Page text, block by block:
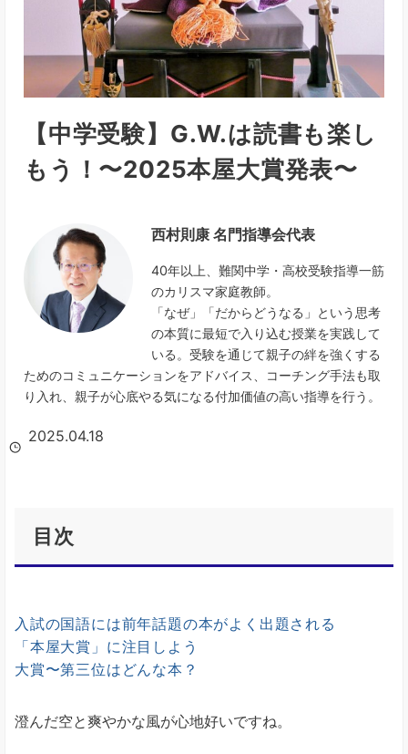
【中学受験】G.W.は読書も楽し
もう！〜2025本屋大賞発表〜
西村則康 名門指導会代表
40年以上、難関中学・高校受験指導一筋
のカリスマ家庭教師。
「なぜ」「だからどうなる」という思考
の本質に最短で入り込む授業を実践して
いる。受験を通じて親子の絆を強くする
ためのコミュニケーションをアドバイス、コーチング手法も取
り入れ、親子が心底やる気になる付加価値の高い指導を行う。
2025.04.18
目次
入試の国語には前年話題の本がよく出題される
「本屋大賞」に注目しよう
大賞〜第三位はどんな本？
澄んだ空と爽やかな風が心地好いですね。